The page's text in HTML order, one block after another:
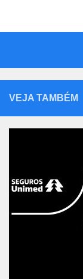
VEJA TAMBÉM